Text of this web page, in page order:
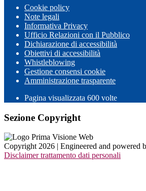
Cookie policy
Note legali
Informativa Privacy
Ufficio Relazioni con il Pubblico
Dichiarazione di accessibilità
Obiettivi di accessibilità
Whistleblowing
Gestione consensi cookie
Amministrazione trasparente
Pagina visualizzata 600 volte
Sezione Copyright
Copyright 2026 | Engineered and
Disclaimer trattamento dati personali